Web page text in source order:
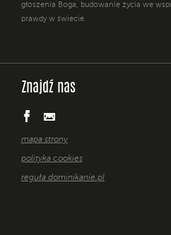
głoszenia Boga, budowanie życia we
prawdy w świecie.
Znajdź nas
mapa strony
polityka cookies
reguła dominikanie.pl